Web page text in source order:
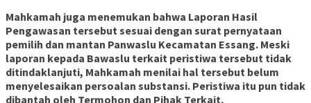
Mahkamah juga menemukan bahwa Laporan Hasil
Pengawasan tersebut sesuai dengan surat pernyataan
pemilih dan mantan Panwaslu Kecamatan Essang. Meski
laporan kepada Bawaslu terkait peristiwa tersebut tidak
ditindaklanjuti, Mahkamah menilai hal tersebut belum
menyelesaikan persoalan substansi. Peristiwa itu pun tidak
dibantah oleh Termohon dan Pihak Terkait.